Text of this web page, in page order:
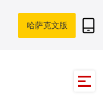
哈萨克文版